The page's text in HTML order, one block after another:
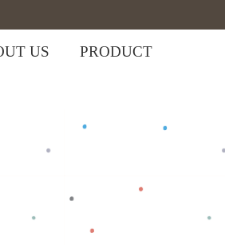
US PRODUCT
Baju Kimono Hijau